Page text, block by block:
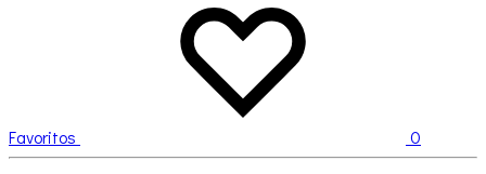
Favoritos 0